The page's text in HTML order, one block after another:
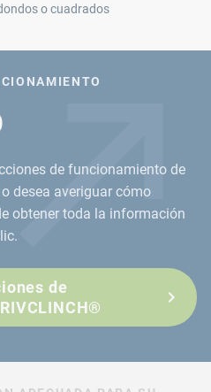
o cuadrados
de funcionamiento de
desea averiguar cómo
obtener toda la información
de